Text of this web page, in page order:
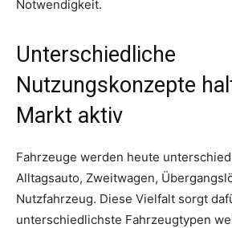
Notwendigkeit.
Unterschiedliche
Nutzungskonzepte
Markt aktiv
Fahrzeuge werden heute
Alltagsauto, Zweitwagen,
Nutzfahrzeug. Diese Vielfalt sorgt
unterschiedlichste Fahrzeugtypen